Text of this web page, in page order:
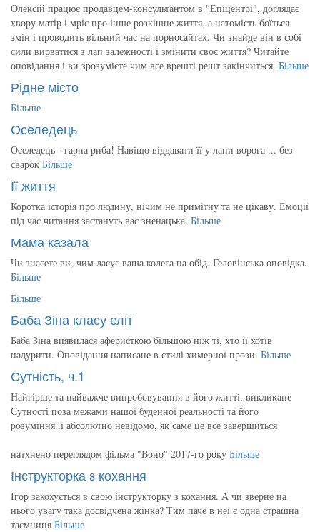
Олексій працює продавцем-консультантом в "Епіцентрі", доглядає
хвору матір і мріє про інше розкішне життя, а натомість боїться
змін і проводить вільний час на порносайтах. Чи знайде він в собі
сили вирватися з лап залежності і змінити своє життя? Читайте
оповідання і ви зрозумієте чим все врешті решт закінчиться. Більше
Рідне місто
Більше
Оселедець
Оселедець - гарна риба! Навіщо віддавати її у лапи ворога ... без
сварок Більше
Її життя
Коротка історія про людину, нічим не примітну та не цікаву. Емоції
під час читання застануть вас зненацька. Більше
Мама казала
Чи знаєете ви, чим ласує ваша колега на обід. Геловінська оповідка.
Більше
Більше
Баба Зіна класу еліт
Баба Зіна виявилася аферисткою більшою ніж ті, хто її хотів
надурити. Оповідання написане в стилі химерної прози. Більше
Сутність, ч.1
Найгірше та найважче випробовування в його житті, викликане
Сутності поза межами нашої буденної реальності та його
розуміння..і абсолютно невідомо, як саме це все завершиться
натхнено переглядом фільма "Воно" 2017-го року Більше
Інструкторка з кохання
Ігор закохується в свою інструкторку з кохання. А чи зверне на
нього увагу така досвідчена жінка? Тим паче в неї є одна страшна
таємниця Більше